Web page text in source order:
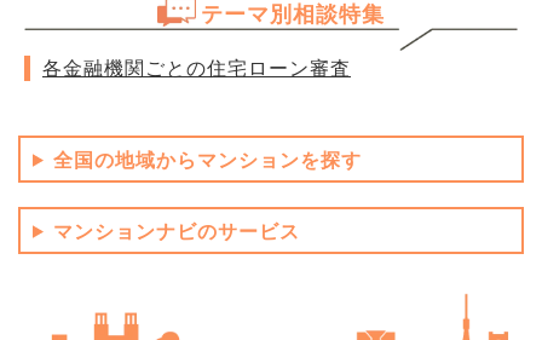
テーマ別相談特集
各金融機関ごとの住宅ローン審査
全国の地域からマンションを探す
マンションナビのサービス